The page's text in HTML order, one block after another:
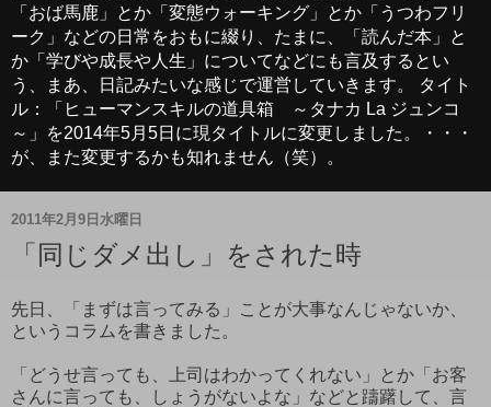
「おば馬鹿」とか「変態ウォーキング」とか「うつわフリ
ーク」などの日常をおもに綴り、たまに、「読んだ本」と
か「学びや成長や人生」についてなどにも言及するとい
う、まあ、日記みたいな感じで運営していきます。 タイト
ル：「ヒューマンスキルの道具箱 ～タナカ La ジュンコ
～」を2014年5月5日に現タイトルに変更しました。・・・
が、また変更するかも知れません（笑）。
2011年2月9日水曜日
「同じダメ出し」をされた時
先日、「まずは言ってみる」ことが大事なんじゃないか、
というコラムを書きました。
「どうせ言っても、上司はわかってくれない」とか「お客
さんに言っても、しょうがないよな」などと躊躇して、言